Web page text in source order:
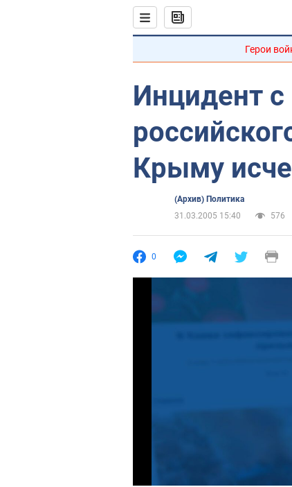
Герои
Инцидент
Крыму
(Архив) Политика
31.03.2005 15:40
576
0